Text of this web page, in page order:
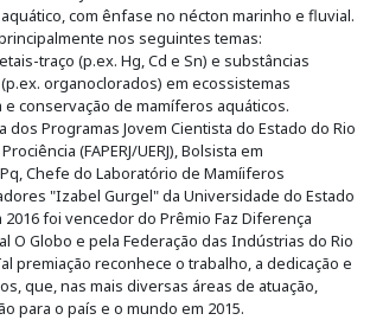
com ênfase no nécton marinho e fluvial.
nos seguintes temas:
traço (p.ex. Hg, Cd e Sn) e substâncias
organoclorados) em ecossistemas
e conservação de mamíferos aquáticos.
dos Programas Jovem Cientista do Estado do Rio
(FAPERJ/UERJ), Bolsista em
Chefe do Laboratório de Mamíiferos
"Izabel Gurgel" da Universidade do Estado
2016 foi vencedor do Prêmio Faz Diferença
O Globo e pela Federação das Indústrias do Rio
premiação reconhece o trabalho, a dedicação e
que, nas mais diversas áreas de atuação,
para o país e o mundo em 2015.